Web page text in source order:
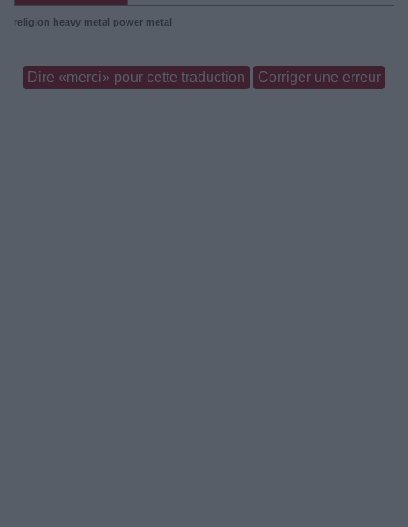
religion heavy metal power metal
Dire «merci» pour cette traduction Corriger une erreur